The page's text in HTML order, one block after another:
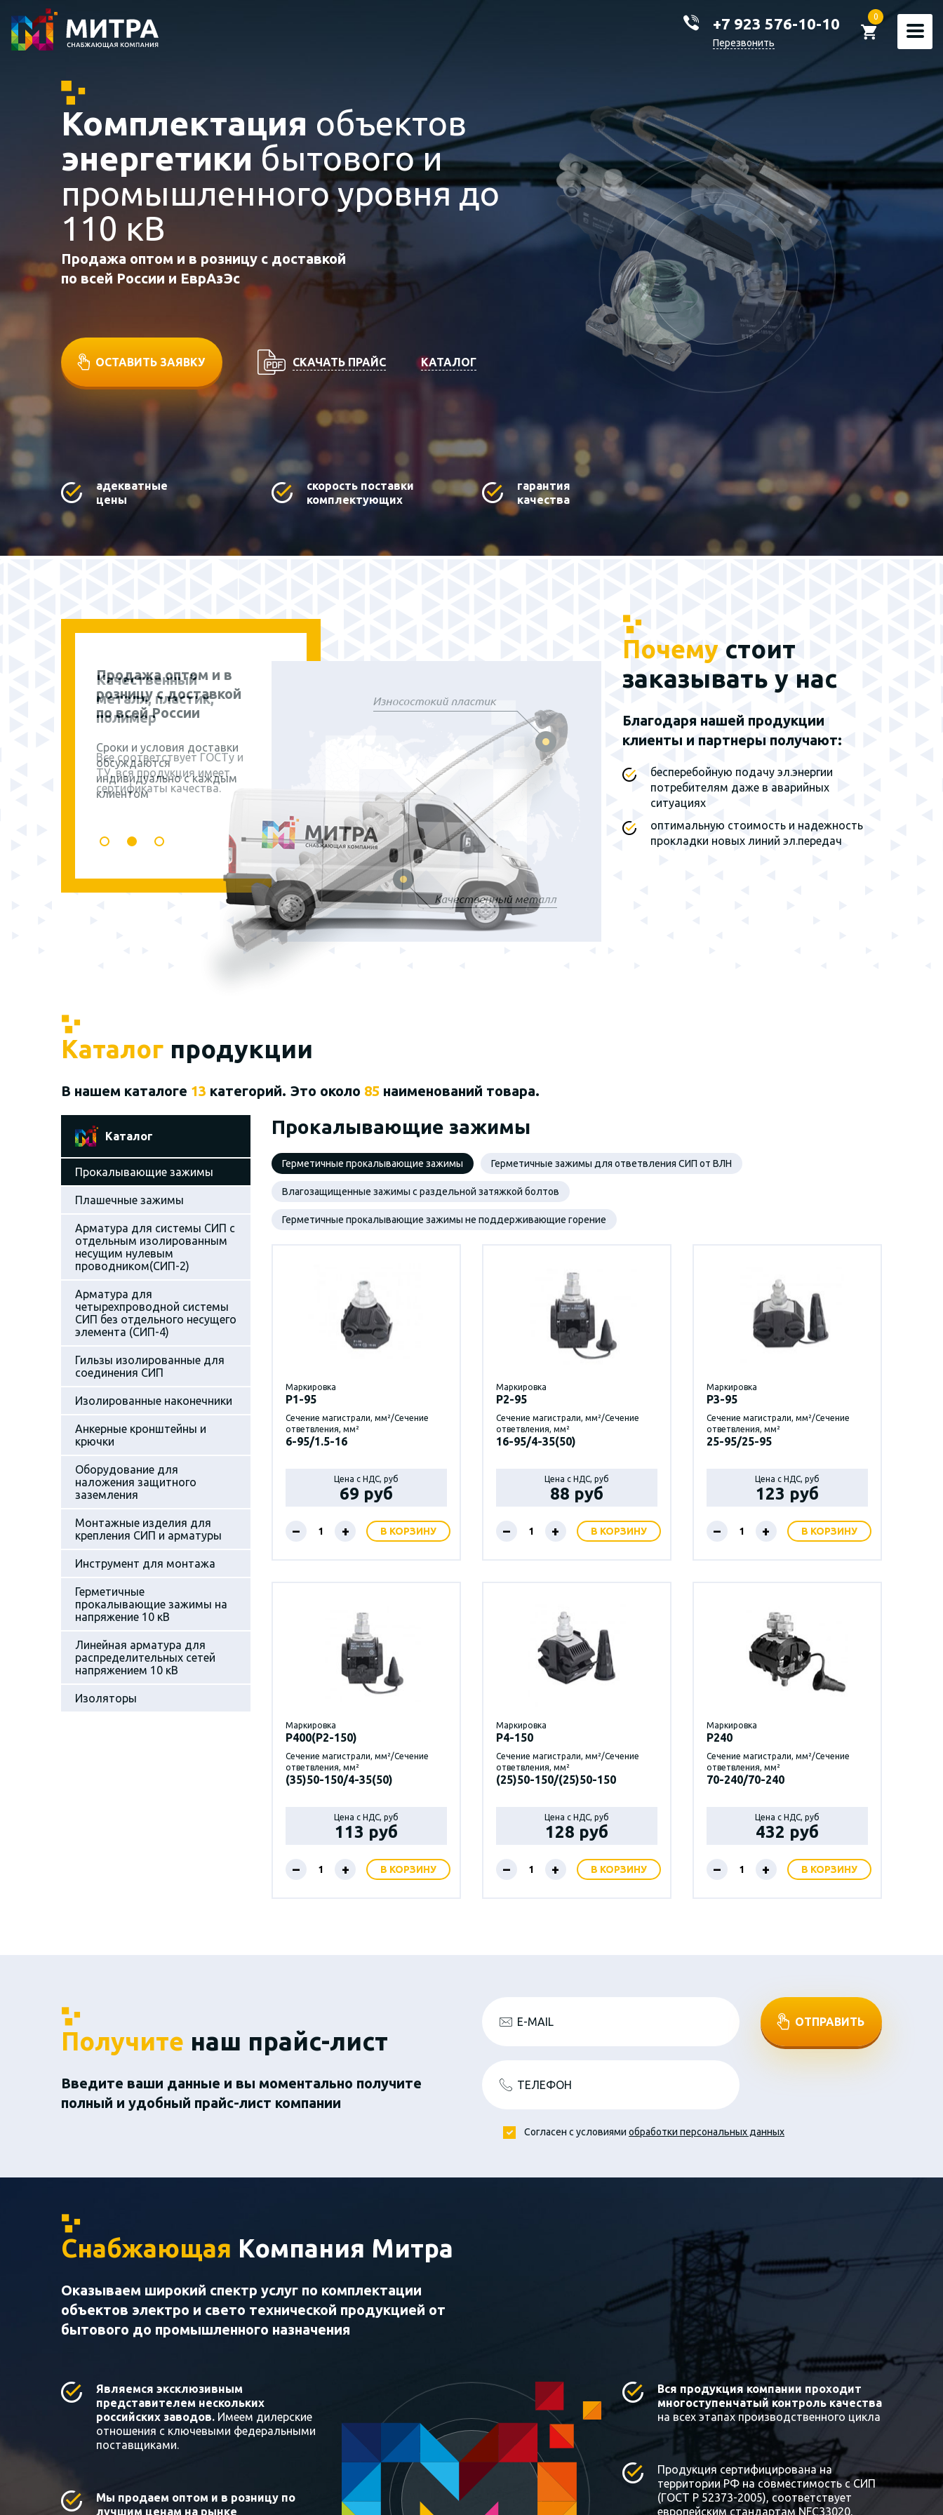
+7 923 576-10-10
Перезвонить
0
Комплектация объектов
энергетики бытового и
промышленного уровня до
110 кВ
Продажа оптом и в розницу с доставкой
по всей России и ЕврАзЭс
ОСТАВИТЬ ЗАЯВКУ СКАЧАТЬ ПРАЙС КАТАЛОГ
адекватные
цены
скорость поставки
комплектующих
гарантия
качества
Продажа оптом и в
розницу с доставкой
по всей России
Сроки и условия доставки
обсуждаются
индивидуально с каждым
клиентом
Наш эксклюзивный
партнер - группа
заводов г. Санкт-
Мы являемся
представителем завода на
территории Сибирского
федерального округа и
Почему стоит
заказывать у нас
Благодаря нашей продукции
клиенты и партнеры получают:
бесперебойную подачу эл.энергии
потребителям даже в аварийных
ситуациях
оптимальную стоимость и надежность
прокладки новых линий эл.передач
Каталог продукции
В нашем каталоге 13 категорий. Это около 85 наименований товара.
Каталог
Прокалывающие зажимы
Плашечные зажимы
Арматура для системы СИП с
отдельным изолированным
несущим нулевым
проводником(СИП-2)
Арматура для
четырехпроводной системы
СИП без отдельного несущего
элемента (СИП-4)
Гильзы изолированные для
соединения СИП
Изолированные наконечники
Анкерные кронштейны и
крючки
Оборудование для
наложения защитного
заземления
Монтажные изделия для
крепления СИП и арматуры
Инструмент для монтажа
Герметичные
прокалывающие зажимы на
напряжение 10 кВ
Линейная арматура для
распределительных сетей
напряжением 10 кВ
Изоляторы
Прокалывающие зажимы
Герметичные прокалывающие зажимы Герметичные зажимы для ответвления СИП от ВЛН
Влагозащищенные зажимы с раздельной затяжкой болтов
Герметичные прокалывающие зажимы не поддерживающие горение
Маркировка
P1-95
Сечение магистрали, мм²/Сечение
ответвления, мм²
6-95/1.5-16
Цена с НДС, руб
69 руб
– + В КОРЗИНУ
Маркировка
P2-95
Сечение магистрали, мм²/Сечение
ответвления, мм²
16-95/4-35(50)
Цена с НДС, руб
88 руб
– + В КОРЗИНУ
Маркировка
P3-95
Сечение магистрали, мм²/Сечение
ответвления, мм²
25-95/25-95
Цена с НДС, руб
123 руб
– + В КОРЗИНУ
Маркировка
P400(Р2-150)
Сечение магистрали, мм²/Сечение
ответвления, мм²
(35)50-150/4-35(50)
Цена с НДС, руб
113 руб
– + В КОРЗИНУ
Маркировка
P4-150
Сечение магистрали, мм²/Сечение
ответвления, мм²
(25)50-150/(25)50-150
Цена с НДС, руб
128 руб
– + В КОРЗИНУ
Маркировка
P240
Сечение магистрали, мм²/Сечение
ответвления, мм²
70-240/70-240
Цена с НДС, руб
432 руб
– + В КОРЗИНУ
Получите наш прайс-лист
Введите ваши данные и вы моментально получите
полный и удобный прайс-лист компании
E-MAIL
ТЕЛЕФОН
ОТПРАВИТЬ
Согласен с условиями обработки персональных данных
Снабжающая Компания Митра
Оказываем широкий спектр услуг по комплектации
объектов электро и свето технической продукцией от
бытового до промышленного назначения
Являемся эксклюзивным
представителем нескольких
российских заводов. Имеем дилерские
отношения с ключевыми федеральными
поставщиками.
Мы продаем оптом и в розницу по
лучшим ценам на рынке
Вся продукция компании проходит
многоступенчатый контроль качества
на всех этапах производственного цикла
Продукция сертифицирована на
территории РФ на совместимость с СИП
(ГОСТ Р 52373-2005), соответствует
европейским стандартам NFC33020,